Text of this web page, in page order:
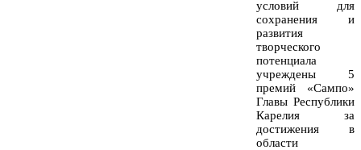
условий для
сохранения и
развития
творческого
потенциала
учреждены 5
премий «Сампо»
Главы Республики
Карелия за
достижения в
области